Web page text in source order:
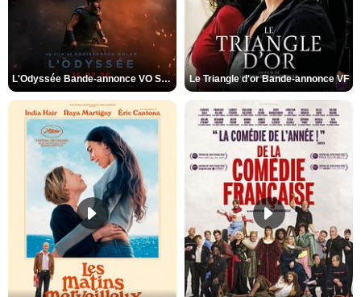
L'Odyssée Bande-annonce VO STFR Le Triangle d'or Bande-annonce VF